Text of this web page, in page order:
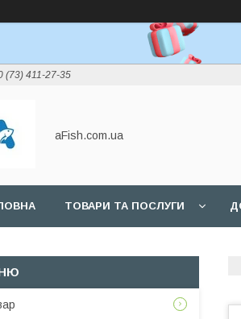
(73) 411-27-35
aFish.com.ua
ТОВАРИ ТА ПОСЛУГИ